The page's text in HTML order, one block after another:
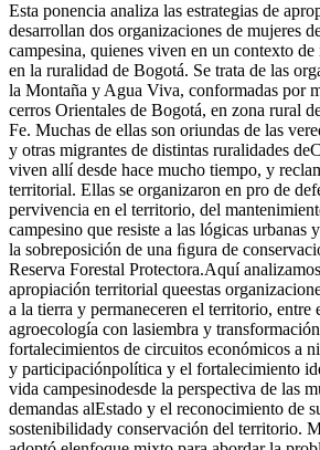
Esta ponencia analiza las estrategias de
desarrollan dos organizaciones de mujeres
campesina, quienes viven en un contexto
en la ruralidad de Bogotá. Se trata de las
la Montaña y Agua Viva, conformadas por
cerros Orientales de Bogotá, en zona rural
Fe. Muchas de ellas son oriundas de las
y otras migrantes de distintas ruralidades
viven allí desde hace mucho tiempo, y
territorial. Ellas se organizaron en pro de
pervivencia en el territorio, del
campesino que resiste a las lógicas urbanas
la sobreposición de una ﬁgura de
Reserva Forestal Protectora.Aquí
apropiación territorial queestas
a la tierra y permaneceren el territorio, entre
agroecología con lasiembra y
fortalecimientos de circuitos económicos a
y participaciónpolítica y el fortalecimiento
vida campesinodesde la perspectiva de las
demandas alEstado y el reconocimiento de
sostenibilidady conservación del territorio.